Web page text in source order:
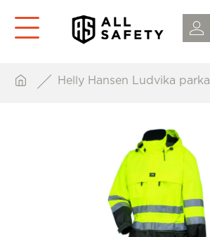
Helly Hansen Ludvika parka